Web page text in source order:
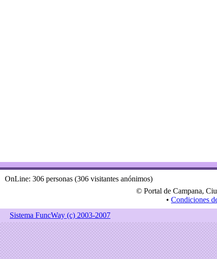
OnLine: 306 personas (306 visitantes anónimos)
© Portal de Campana,
• Condiciones
Sistema FuncWay (c) 2003-2007